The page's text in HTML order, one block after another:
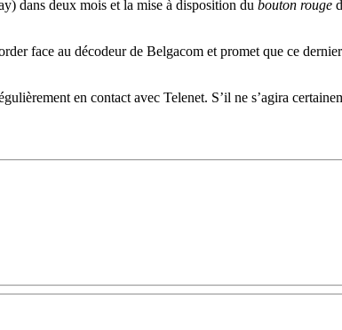
dans deux mois et la mise à disposition du bouton rouge
face au décodeur de Belgacom et promet que ce
en contact avec Telenet. S’il ne s’agira